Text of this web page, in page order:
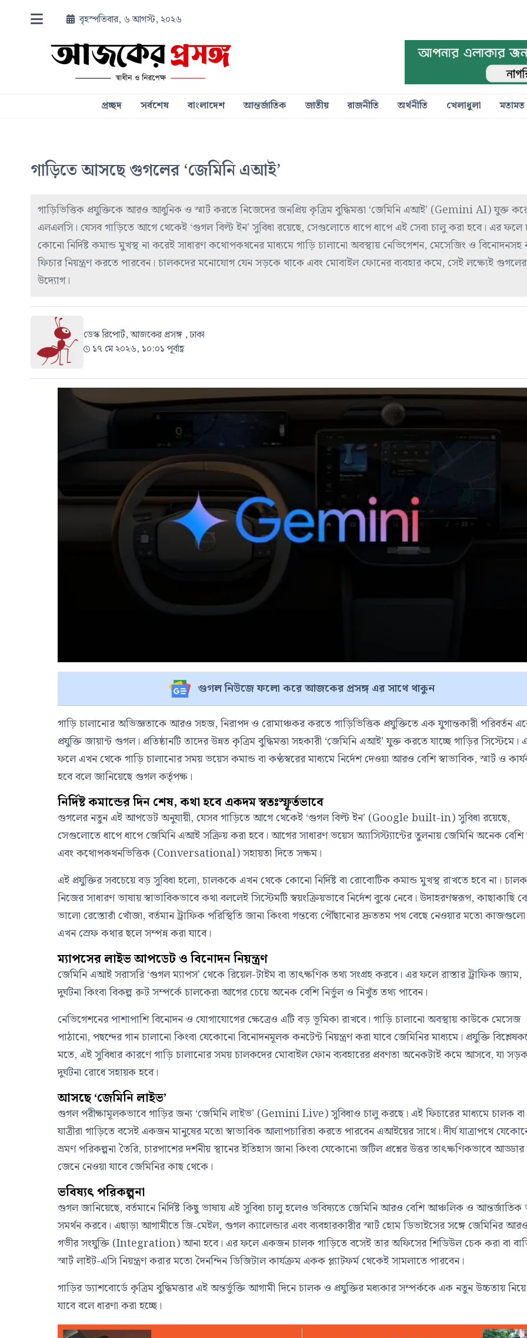
বৃহস্পতিবার, ৬ আগস্ট, ২০২৬
প্রচ্ছদ সর্বশেষ বাংলাদেশ আন্তর্জাতিক জাতীয় রাজনীতি অর্থনীতি খেলাধুলা মতামত
গাড়িতে আসছে গুগলের ‘জেমিনি এআই’
গাড়িভিত্তিক প্রযুক্তিকে আরও আধুনিক ও স্মার্ট করতে নিজেদের জনপ্রিয় কৃত্রিম বুদ্ধিমত্তা ‘জেমিনি এআই’ (Gemini AI) যুক্ত
এলএলসি। যেসব গাড়িতে আগে থেকেই ‘গুগল বিল্ট ইন’ সুবিধা রয়েছে, সেগুলোতে ধাপে ধাপে এই সেবা চালু করা হবে। এর ফলে
কোনো নির্দিষ্ট কমান্ড মুখস্থ না করেই সাধারণ কথোপকথনের মাধ্যমে গাড়ি চালানো অবস্থায় নেভিগেশন, মেসেজিং ও বিনোদনসহ
ফিচার নিয়ন্ত্রণ করতে পারবেন। চালকদের মনোযোগ যেন সড়কে থাকে এবং মোবাইল ফোনের ব্যবহার কমে, সেই লক্ষ্যেই
উদ্যোগ।
ডেস্ক রিপোর্ট, আজকের প্রসঙ্গ , ঢাকা
১৭ মে ২০২৬, ১০:০১ পূর্বাহ্ণ
গুগল নিউজে ফলো করে আজকের প্রসঙ্গ এর সাথে থাকুন
গাড়ি চালানোর অভিজ্ঞতাকে আরও সহজ, নিরাপদ ও রোমাঞ্চকর করতে গাড়িভিত্তিক প্রযুক্তিতে এক যুগান্তকারী পরিবর্তন
প্রযুক্তি জায়ান্ট গুগল। প্রতিষ্ঠানটি তাদের উন্নত কৃত্রিম বুদ্ধিমত্তা সহকারী ‘জেমিনি এআই’ যুক্ত করতে যাচ্ছে গাড়ির সিস্টেমে।
ফলে এখন থেকে গাড়ি চালানোর সময় ভয়েস কমান্ড বা কণ্ঠস্বরের মাধ্যমে নির্দেশ দেওয়া আরও বেশি স্বাভাবিক, স্মার্ট ও
হবে বলে জানিয়েছে গুগল কর্তৃপক্ষ।
নির্দিষ্ট কমান্ডের দিন শেষ, কথা হবে একদম স্বতঃস্ফূর্তভাবে
গুগলের নতুন এই আপডেট অনুযায়ী, যেসব গাড়িতে আগে থেকেই ‘গুগল বিল্ট ইন’ (Google built-in) সুবিধা রয়েছে,
সেগুলোতে ধাপে ধাপে জেমিনি এআই সক্রিয় করা হবে। আগের সাধারণ ভয়েস অ্যাসিস্ট্যান্টের তুলনায় জেমিনি অনেক বেশি
এবং কথোপকথনভিত্তিক (Conversational) সহায়তা দিতে সক্ষম।
এই প্রযুক্তির সবচেয়ে বড় সুবিধা হলো, চালককে এখন থেকে কোনো নির্দিষ্ট বা রোবোটিক কমান্ড মুখস্থ রাখতে হবে না।
নিজের সাধারণ ভাষায় স্বাভাবিকভাবে কথা বললেই সিস্টেমটি স্বয়ংক্রিয়ভাবে নির্দেশ বুঝে নেবে। উদাহরণস্বরূপ, কাছাকাছি
ভালো রেস্তোরাঁ খোঁজা, বর্তমান ট্রাফিক পরিস্থিতি জানা কিংবা গন্তব্যে পৌঁছানোর দ্রুততম পথ বেছে নেওয়ার মতো কাজগুলো
এখন স্রেফ কথার ছলে সম্পন্ন করা যাবে।
ম্যাপসের লাইভ আপডেট ও বিনোদন নিয়ন্ত্রণ
জেমিনি এআই সরাসরি ‘গুগল ম্যাপস’ থেকে রিয়েল-টাইম বা তাৎক্ষণিক তথ্য সংগ্রহ করবে। এর ফলে রাস্তার ট্রাফিক জ্যাম,
দুর্ঘটনা কিংবা বিকল্প রুট সম্পর্কে চালকেরা আগের চেয়ে অনেক বেশি নির্ভুল ও নিখুঁত তথ্য পাবেন।
নেভিগেশনের পাশাপাশি বিনোদন ও যোগাযোগের ক্ষেত্রেও এটি বড় ভূমিকা রাখবে। গাড়ি চালানো অবস্থায় কাউকে মেসেজ
পাঠানো, পছন্দের গান চালানো কিংবা যেকোনো বিনোদনমূলক কনটেন্ট নিয়ন্ত্রণ করা যাবে জেমিনির মাধ্যমে। প্রযুক্তি
মতে, এই সুবিধার কারণে গাড়ি চালানোর সময় চালকদের মোবাইল ফোন ব্যবহারের প্রবণতা অনেকটাই কমে আসবে, যা
দুর্ঘটনা রোধে সহায়ক হবে।
আসছে ‘জেমিনি লাইভ’
গুগল পরীক্ষামূলকভাবে গাড়ির জন্য ‘জেমিনি লাইভ’ (Gemini Live) সুবিধাও চালু করছে। এই ফিচারের মাধ্যমে চালক বা
যাত্রীরা গাড়িতে বসেই একজন মানুষের মতো স্বাভাবিক আলাপচারিতা করতে পারবেন এআইয়ের সাথে। দীর্ঘ যাত্রাপথে
ভ্রমণ পরিকল্পনা তৈরি, চারপাশের দর্শনীয় স্থানের ইতিহাস জানা কিংবা যেকোনো জটিল প্রশ্নের উত্তর তাৎক্ষণিকভাবে
জেনে নেওয়া যাবে জেমিনির কাছ থেকে।
ভবিষ্যৎ পরিকল্পনা
গুগল জানিয়েছে, বর্তমানে নির্দিষ্ট কিছু ভাষায় এই সুবিধা চালু হলেও ভবিষ্যতে জেমিনি আরও বেশি আঞ্চলিক ও আন্তর্জাতিক
সমর্থন করবে। এছাড়া আগামীতে জি-মেইল, গুগল ক্যালেন্ডার এবং ব্যবহারকারীর স্মার্ট হোম ডিভাইসের সঙ্গে জেমিনির আরও
গভীর সংযুক্তি (Integration) আনা হবে। এর ফলে একজন চালক গাড়িতে বসেই তার অফিসের শিডিউল চেক করা বা
স্মার্ট লাইট-এসি নিয়ন্ত্রণ করার মতো দৈনন্দিন ডিজিটাল কার্যক্রম একক প্ল্যাটফর্ম থেকেই সামলাতে পারবেন।
গাড়ির ড্যাশবোর্ডে কৃত্রিম বুদ্ধিমত্তার এই অন্তর্ভুক্তি আগামী দিনে চালক ও প্রযুক্তির মধ্যকার সম্পর্ককে এক নতুন উচ্চতায় নিয়ে
যাবে বলে ধারণা করা হচ্ছে।